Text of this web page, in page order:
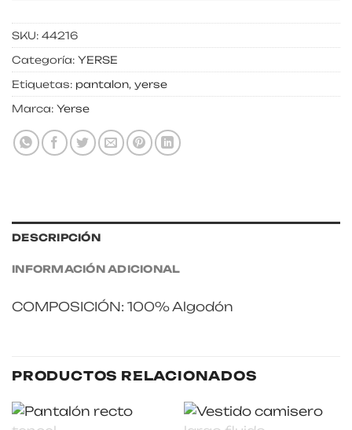
SKU: 44216
Categoría: YERSE
Etiquetas: pantalon, yerse
Marca: Yerse
DESCRIPCIÓN
INFORMACIÓN ADICIONAL
COMPOSICIÓN: 100% Algodón
PRODUCTOS RELACIONADOS